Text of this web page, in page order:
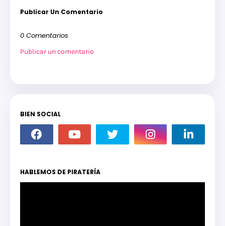
Publicar Un Comentario
0 Comentarios
Publicar un comentario
BIEN SOCIAL
HABLEMOS DE PIRATERÍA